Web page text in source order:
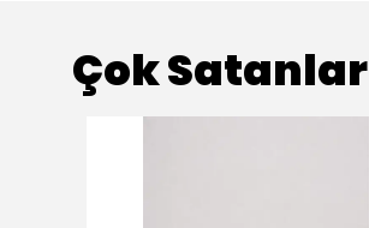
Çok Satanlar